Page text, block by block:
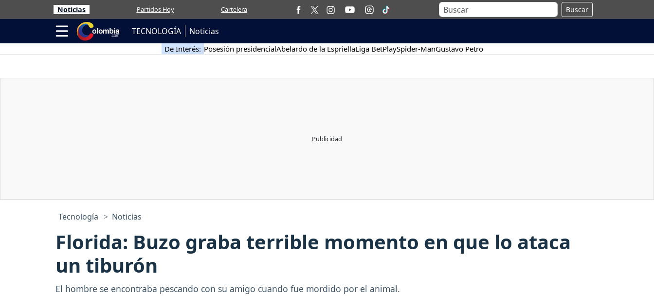
Noticias Partidos Hoy Cartelera Buscar
TECNOLOGÍA Noticias
De Interés: Posesión presidencialAbelardo de la EspriellaLiga BetPlaySpider-ManGustavo Petro
Tecnología Noticias
Florida: Buzo graba terrible momento en que lo ataca
un tiburón
El hombre se encontraba pescando con su amigo cuando fue mordido por el animal.